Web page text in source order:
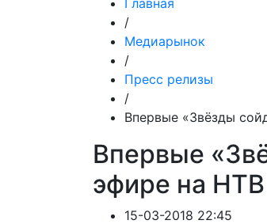
Главная
/
Медиарынок
/
Пресс релизы
/
Впервые «Звёзды
Впервые
эфире на НТВ
15-03-2018 22:45